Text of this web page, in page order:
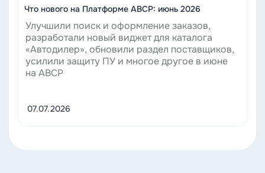
Что нового на Платформе ABCP: июнь 2026
Улучшили поиск и оформление заказов,
разработали новый виджет для каталога
«Автодилер», обновили раздел поставщиков,
усилили защиту ПУ и многое другое в июне
на ABCP
07.07.2026